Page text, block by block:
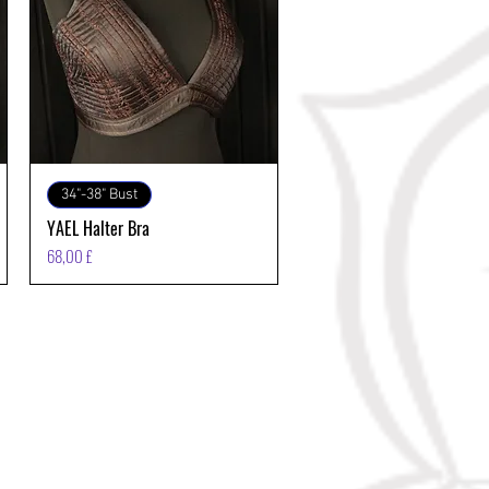
Vista rapida
34"-38" Bust
YAEL Halter Bra
Prezzo
68,00 £